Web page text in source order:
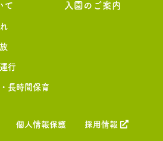
て
行
長時間保育
入園のご案内
個人情報保護 採用情報